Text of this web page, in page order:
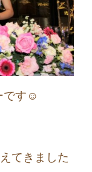
です☺
てきました